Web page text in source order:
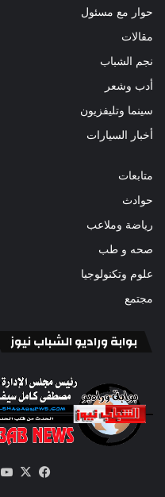
حوار مع مسئول
مقالات
نجم الشباب
أدب وشعر
سينما وتليفزيون
أخبار السيارات
متابعات
حوادث
رياضة وملاعب
صحه و طب
علوم وتكنولوجيا
مجتمع
بوابة وراديو الشباب نيوز
فيسبوك
‫X